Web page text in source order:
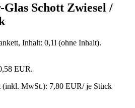
Glas Schott Zwiesel /
Inhalt: 0,1l (ohne Inhalt).
EUR.
(inkl. MwSt.): 7,80 EUR/ je Stück